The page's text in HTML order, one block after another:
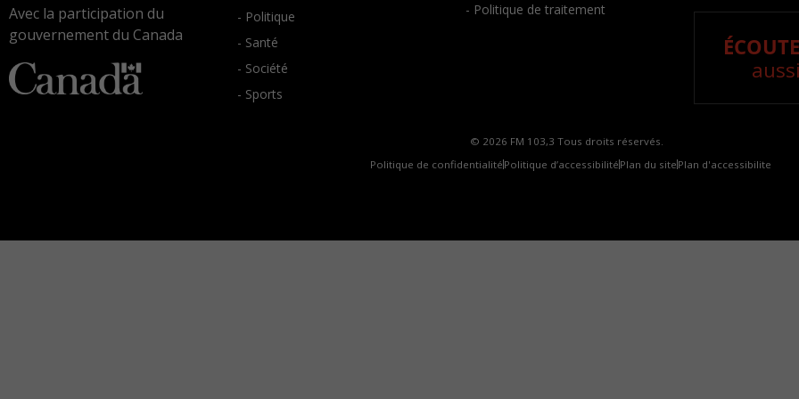
Avec la participation du
gouvernement du Canada
- Politique
- Santé
- Société
- Sports
- Politique de traitement
© 2026 FM 103,3 Tous droits réservés.
Politique de confidentialité Politique d’accessibilité Plan du site Plan d'accessibilite